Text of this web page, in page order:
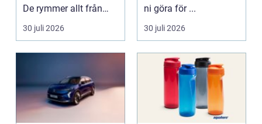
De rymmer allt från
mat och hälsa ti...
30 juli 2026
ni göra för ...
30 juli 2026